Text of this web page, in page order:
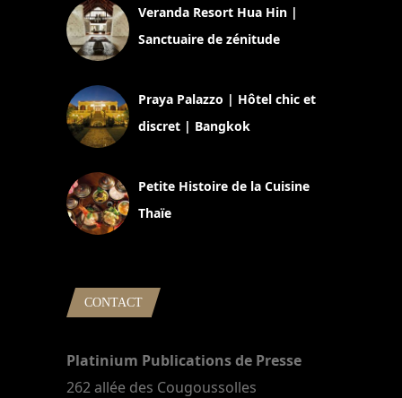
Veranda Resort Hua Hin |
Sanctuaire de zénitude
Praya Palazzo | Hôtel chic et
discret | Bangkok
Petite Histoire de la Cuisine
Thaïe
CONTACT
Platinium Publications de Presse
262 allée des Cougoussolles